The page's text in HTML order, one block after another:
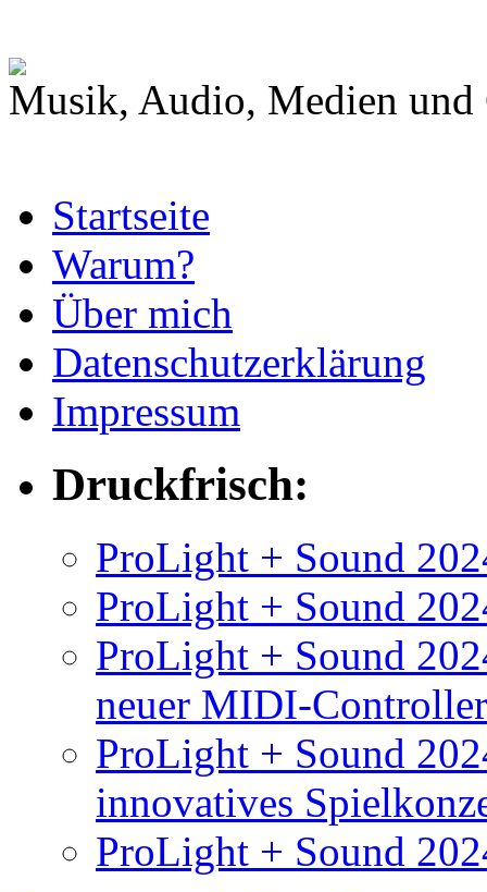
Musik, Audio, Medien und
Startseite
Warum?
Über mich
Datenschutzerklärung
Impressum
Druckfrisch:
ProLight + Sound
ProLight + Sound
ProLight + Sound
neuer MIDI-Controller
ProLight + Sound
innovatives
ProLight + Sound